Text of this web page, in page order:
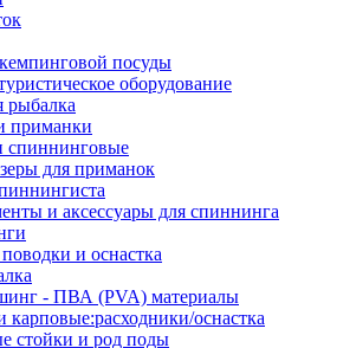
посуды
оборудование
рыбалка
приманки
спиннинговые
для приманок
и аксессуары для спиннинга
и оснастка
- ПВА (PVA) материалы
оснастка
стойки и род поды